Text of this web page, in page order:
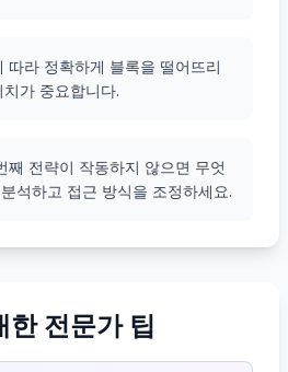
따라 정확하게 블록을 떨어뜨리
가 중요합니다.
째 전략이 작동하지 않으면 무엇
석하고 접근 방식을 조정하세요.
한 전문가 팁